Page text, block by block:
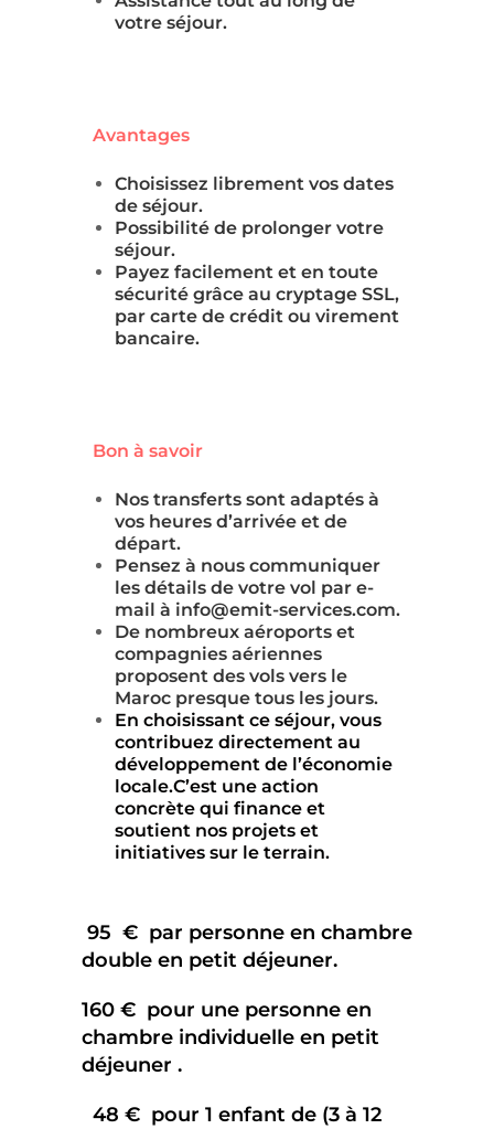
votre séjour.
Avantages
Choisissez librement vos dates
de séjour.
Possibilité de prolonger votre
séjour.
Payez facilement et en toute
sécurité grâce au cryptage SSL,
par carte de crédit ou virement
bancaire.
Bon à savoir
Nos transferts sont adaptés à
vos heures d’arrivée et de
départ.
Pensez à nous communiquer
les détails de votre vol par e-
mail à info@emit-services.com.
De nombreux aéroports et
compagnies aériennes
proposent des vols vers le
Maroc presque tous les jours.
En choisissant ce séjour, vous
contribuez directement au
développement de l’économie
locale.C’est une action
concrète qui finance et
soutient nos projets et
initiatives sur le terrain.
95 € par personne en chambre
double en petit déjeuner.
160 € pour une personne en
chambre individuelle en petit
déjeuner .
48 € pour 1 enfant de (3 à 12